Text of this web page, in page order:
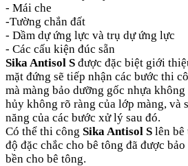
- Mái che
-Tường chắn đất
- Dầm dự ứng lực và trụ dự ứng lực
- Các cấu kiện đúc sẵn
Sika Antisol S được đặc biệt giới
mặt đứng sẽ tiếp nhận các bước thi
mà màng bảo dưỡng gốc nhựa
hủy không rõ ràng của lớp màng, và
năng của các bước xử lý sau đó.
Có thể thi công Sika Antisol S lên bê
độ đặc chắc cho bê tông đã được
bền cho bê tông.